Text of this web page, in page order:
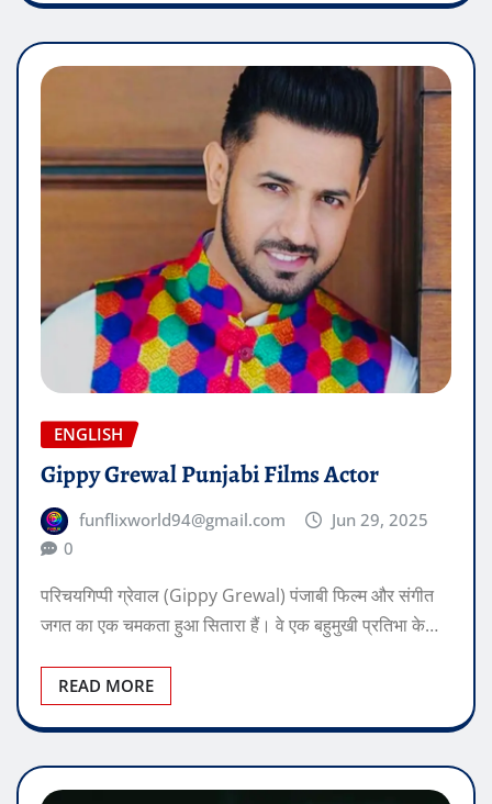
ENGLISH
Gippy Grewal Punjabi Films Actor
funflixworld94@gmail.com
Jun 29, 2025
0
परिचयगिप्पी ग्रेवाल (Gippy Grewal) पंजाबी फिल्म और संगीत
जगत का एक चमकता हुआ सितारा हैं। वे एक बहुमुखी प्रतिभा के…
READ MORE